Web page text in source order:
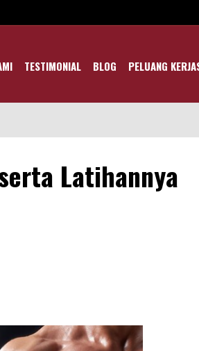
TESTIMONIAL BLOG PELUANG
Latihannya